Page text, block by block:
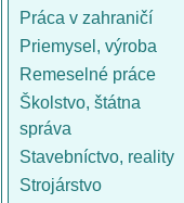
Práca v zahraničí
Priemysel, výroba
Remeselné práce
Školstvo, štátna
správa
Stavebníctvo, reality
Strojárstvo